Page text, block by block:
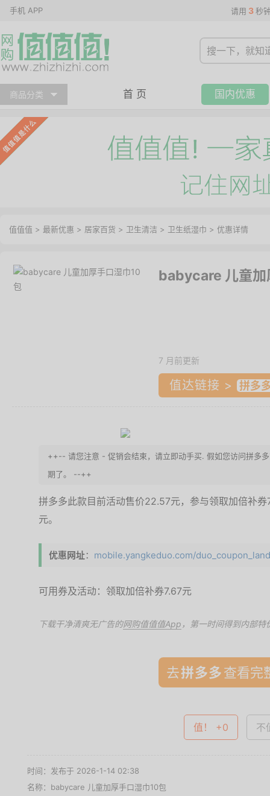
手机 APP 请用 3 秒
商品分类 首 页 国内优惠
值值值 > 最新优惠 > 居家百货 > 卫生清洁 > 卫生纸湿巾 > 优惠详情
babycare 儿童加
7 月前更新
值达链接 >
++-- 请您注意 - 促销会结束，请立即动手买. 假如您访问拼多
期了。 --++
拼多多此款目前活动售价22.57元，参与领取加倍补
元。
优惠网址： mobile.yangkeduo.com/
可用券及活动：领取加倍补券7.67元
下载干净清爽无广告的网购值值值App ，第一时间得到内部特
去 查看完
值！ +0 不
时间：发布于 2026-1-14 02:38
名称： babycare 儿童加厚手口湿巾10包